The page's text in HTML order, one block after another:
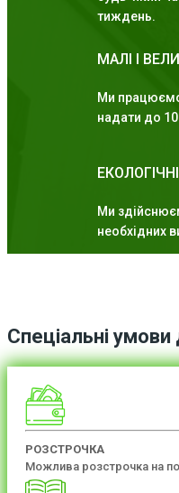
тиждень.
МАЛІ І
Ми працюємо
надати до
Ми
необхідних
Спеціальні умови
РОЗСТРОЧКА
Можлива розстрочка на